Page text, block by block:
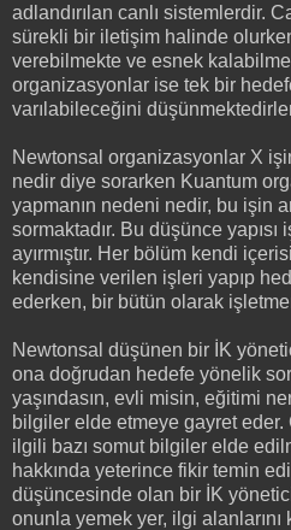
adlandırılan canlı sistemlerdir.
sürekli bir iletişim halinde
verebilmekte ve esnek
organizasyonlar ise tek bir
varılabileceğini
Newtonsal organizasyonlar X
nedir diye sorarken Kuantum
yapmanın nedeni nedir, bu işin
sormaktadır. Bu düşünce
ayırmıştır. Her bölüm kendi
kendisine verilen işleri yapıp
ederken, bir bütün olarak
Newtonsal düşünen bir İK
ona doğrudan hedefe yönelik
yaşındasın, evli misin, eğitimi
bilgiler elde etmeye gayret
ilgili bazı somut bilgiler elde
hakkında yeterince fikir temin
düşüncesinde olan bir İK
onunla yemek yer, ilgi